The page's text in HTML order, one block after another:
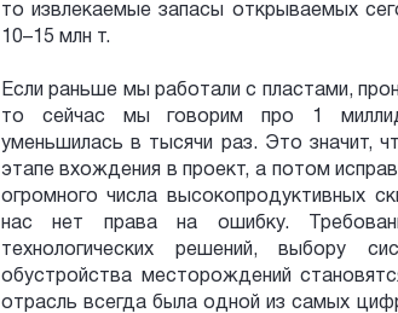
то извлекаемые запасы открываемых
10–15 млн т.
Если раньше мы работали с пластами,
то сейчас мы говорим про 1
уменьшилась в тысячи раз. Это значит,
этапе вхождения в проект, а потом
огромного числа высокопродуктивных
нас нет права на ошибку.
технологических решений, выбору
обустройства месторождений
отрасль всегда была одной из самых